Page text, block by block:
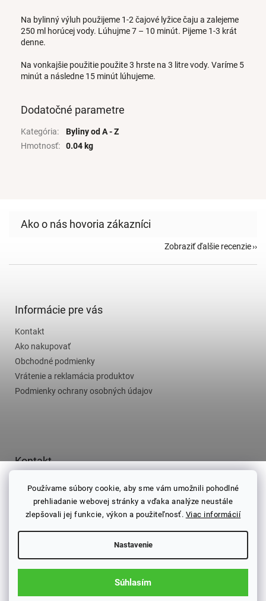
Používame súbory cookie, aby sme vám umožnili pohodlné
prehliadanie webovej stránky a vďaka analýze neustále
zlepšovali jej funkcie, výkon a použiteľnosť. Viac informácií
Nastavenie
Súhlasím
Na bylinný výluh použijeme 1-2 čajové lyžice čaju a zalejeme
250 ml horúcej vody. Lúhujme 7 – 10 minút. Pijeme 1-3 krát
denne.
Na vonkajšie použitie použite 3 hrste na 3 litre vody. Varíme 5
minút a následne 15 minút lúhujeme.
Dodatočné parametre
Kategória:
Byliny od A - Z
Hmotnosť: 0.04 kg
Zobraziť ďalšie recenzie
Informácie pre vás
Kontakt
Ako nakupovať
Obchodné podmienky
Vrátenie a reklamácia produktov
Podmienky ochrany osobných údajov
Kontakt
info@najlepsicaj.sk
0952010628
Žilina
Najlepší čaj na Facebooku
Vytvoril Shoptet